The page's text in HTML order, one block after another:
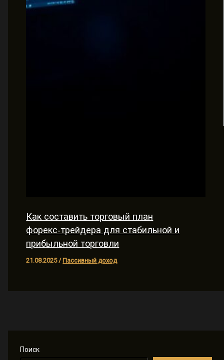
Поиск
Как составить торговый план
форекс‑трейдера для стабильной и
прибыльной торговли
21.08.2025/ Пассивный доход